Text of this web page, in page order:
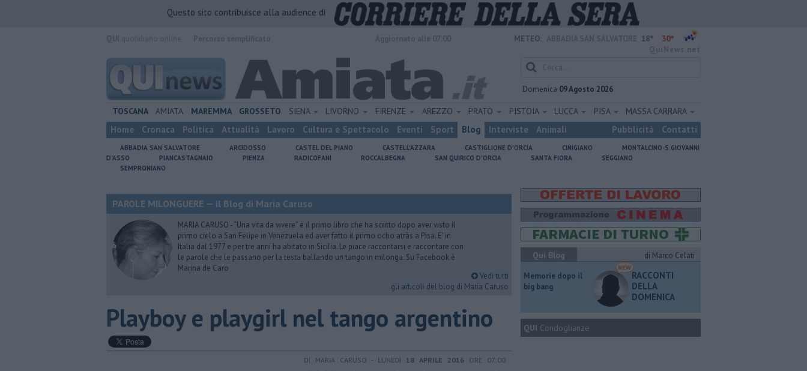
Questo sito contribuisce alla audience di
METEO: 18° 30°
Domenica 09 Agosto 2026
TOSCANA AMIATA MAREMMA GROSSETO SIENA LIVORNO FIRENZE AREZZO PRATO PISTOIA LUCCA PISA MASSA CARRARA
Home Cronaca Politica Attualità Lavoro Cultura e Spettacolo Eventi Sport Blog Interviste Animali Pubblicità Contatti
ABBADIA SAN SALVATORE ARCIDOSSO CASTEL DEL PIANO CASTELL'AZZARA CASTIGLIONE D'ORCIA CINIGIANO
MONTALCINO-S.GIOVANNI
D'ASSO
PIANCASTAGNAIO PIENZA RADICOFANI ROCCALBEGNA SAN QUIRICO D'ORCIA SANTA FIORA
SEGGIANO
SEMPRONIANO
PAROLE MILONGUERE — il Blog di Maria Caruso
MARIA CARUSO - “Una vita da vivere” è il primo libro che ha scritto dopo aver visto il
primo cielo a San Felipe in Venezuela ed aver fatto il primo ocho atràs a Pisa. E' in
Italia dal 1977 e per tre anni ha abitato in Sicilia. Le piace raccontarsi e raccontare con
le parole che le passano per la testa ballando un tango in milonga. Su Facebook è
Marina de Caro
Vedi tutti
gli articoli del blog di Maria Caruso
Playboy e playgirl nel tango argentino
DI MARIA CARUSO - LUNEDÌ 18 APRILE 2016 ORE 07:00
Qui Blog
di Marco Celati
Memorie dopo il
big bang
RACCONTI
DELLA
DOMENICA
QUI Condoglianze